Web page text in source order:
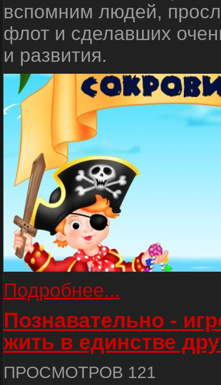
вспомним людей,
флот и сделавших
и развития.
Подробнее...
Познавательно -
жить в единстве
ПРОСМОТРОВ 121